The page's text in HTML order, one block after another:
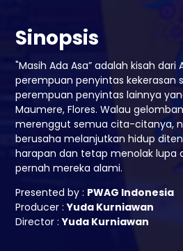
Sinopsis
"Masih Ada Asa” adalah kisah dari
perempuan penyintas kekerasan
perempuan penyintas lainnya
Maumere, Flores. Walau
merenggut semua cita-citanya,
berusaha melanjutkan hidup
harapan dan tetap menolak lupa
pernah mereka alami.
Presented by : PWAG Indonesia
Producer :Yuda Kurniawan
Director :Yuda Kurniawan